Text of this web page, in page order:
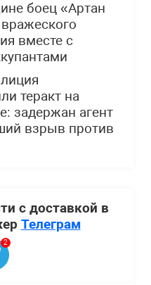
боец «Артан
вместе с
теракт на
задержан агент
взрыв против
с доставкой в
Телеграм
2